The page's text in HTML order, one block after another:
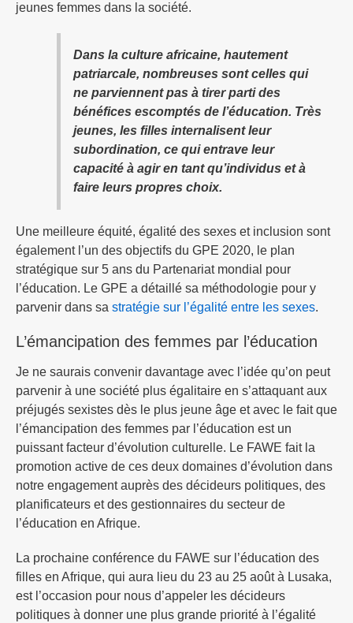
jeunes femmes dans la société.
Dans la culture africaine, hautement
patriarcale, nombreuses sont celles qui
ne parviennent pas à tirer parti des
bénéfices escomptés de l’éducation. Très
jeunes, les filles internalisent leur
subordination, ce qui entrave leur
capacité à agir en tant qu’individus et à
faire leurs propres choix.
Une meilleure équité, égalité des sexes et inclusion sont
également l’un des objectifs du GPE 2020, le plan
stratégique sur 5 ans du Partenariat mondial pour
l’éducation. Le GPE a détaillé sa méthodologie pour y
parvenir dans sa stratégie sur l’égalité entre les sexes.
L’émancipation des femmes par l’éducation
Je ne saurais convenir davantage avec l’idée qu’on peut
parvenir à une société plus égalitaire en s’attaquant aux
préjugés sexistes dès le plus jeune âge et avec le fait que
l’émancipation des femmes par l’éducation est un
puissant facteur d’évolution culturelle. Le FAWE fait la
promotion active de ces deux domaines d’évolution dans
notre engagement auprès des décideurs politiques, des
planificateurs et des gestionnaires du secteur de
l’éducation en Afrique.
La prochaine conférence du FAWE sur l’éducation des
filles en Afrique, qui aura lieu du 23 au 25 août à Lusaka,
est l’occasion pour nous d’appeler les décideurs
politiques à donner une plus grande priorité à l’égalité